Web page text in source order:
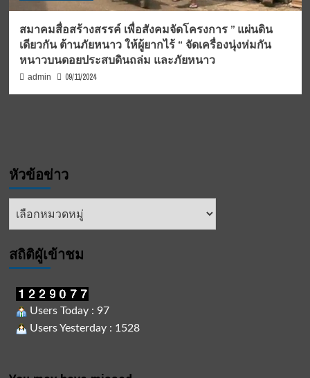
สมาคมสื่อสร้างสรรค์ เพื่อสังคมจัดโครงการ ” แผ่นดิน
เดียวกัน ต้านภัยหนาว ให้ผู้ยากไร้ “ จัดเครื่องนุ่งห่มกัน
หนาวบนดอยประสบดินถล่ม และภัยหนาว
admin 09/11/2024
หัวข้อข่าว
หัวข้อ
สถิติผูัเข้าชม
Users Today : 97
Users Yesterday : 1528